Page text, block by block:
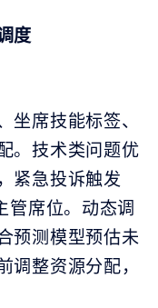
度
席技能标签、
。技术类问题优
紧急投诉触发
管席位。动态调
预测模型预估未
整资源分配，